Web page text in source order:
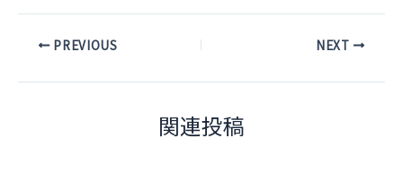
PostPREVIOUS NEXT
関連投稿